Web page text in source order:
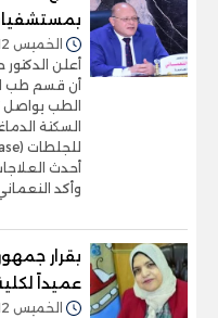
الخميس 12/مارس/2026 - 03:54 م
أعلن
أن قسم طب
الطب يواصل
السكتة
أحدث
وأكد
بقرار
عميداً
الخميس 12/مارس/2026 - 03:49 م